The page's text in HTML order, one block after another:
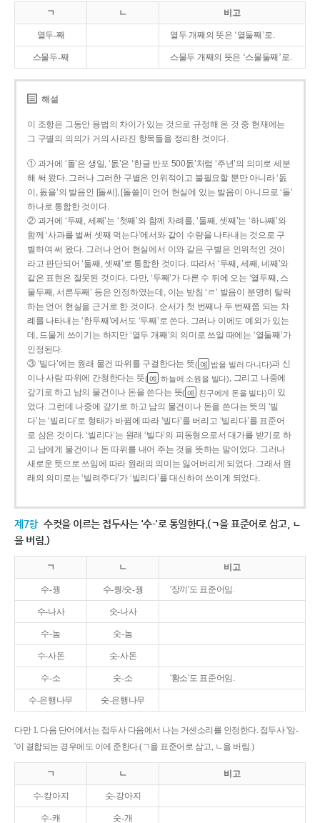
ㄱ ㄴ 비고
열두-째 열두 개째의 뜻은 ‘열둘째’로.
스물두-째 스물두 개째의 뜻은 ‘스물둘째’로.
해설
이 조항은 그동안 용법의 차이가 있는 것으로 규정해 온 것 중 현재에는
그 구별의 의의가 거의 사라진 항목들을 정리한 것이다.
① 과거에 ‘돌’은 생일, ‘돐’은 ‘한글 반포 500돐’처럼 ‘주년’의 의미로 세분
해 써 왔다. 그러나 그러한 구별은 인위적이고 불필요할 뿐만 아니라 ‘돐
이, 돐을’의 발음인 [돌씨], [돌쓸]이 언어 현실에 있는 발음이 아니므로 ‘돌’
하나로 통합한 것이다.
② 과거에 ‘두째, 세째’는 ‘첫째’와 함께 차례를, ‘둘째, 셋째’는 ‘하나째’와
함께 ‘사과를 벌써 셋째 먹는다’에서와 같이 수량을 나타내는 것으로 구
별하여 써 왔다. 그러나 언어 현실에서 이와 같은 구별은 인위적인 것이
라고 판단되어 ‘둘째, 셋째’로 통합한 것이다. 따라서 ‘두째, 세째, 네째’와
같은 표현은 잘못된 것이다. 다만, ‘두째’가 다른 수 뒤에 오는 ‘열두째, 스
물두째, 서른두째’ 등은 인정하였는데, 이는 받침 ‘ㄹ’ 발음이 분명히 탈락
하는 언어 현실을 근거로 한 것이다. 순서가 첫 번째나 두 번째쯤 되는 차
례를 나타내는 ‘한두째’에서도 ‘두째’로 쓴다. 그러나 이에도 예외가 있는
데, 드물게 쓰이기는 하지만 ‘열두 개째’의 의미로 쓰일 때에는 ‘열둘째’가
인정된다.
③ ‘빌다’에는 원래 물건 따위를 구걸한다는 뜻( 예 밥을 빌러 다니다)과 신
이나 사람 따위에 간청한다는 뜻( 예 하늘에 소원을 빌다), 그리고 나중에
갚기로 하고 남의 물건이나 돈을 쓴다는 뜻( 예 친구에게 돈을 빌다)이 있
었다. 그런데 나중에 갚기로 하고 남의 물건이나 돈을 쓴다는 뜻의 ‘빌
다’는 ‘빌리다’로 형태가 바뀜에 따라 ‘빌다’를 버리고 ‘빌리다’를 표준어
로 삼은 것이다. ‘빌리다’는 원래 ‘빌다’의 피동형으로서 대가를 받기로 하
고 남에게 물건이나 돈 따위를 내어 주는 것을 뜻하는 말이었다. 그러나
새로운 뜻으로 쓰임에 따라 원래의 의미는 잃어버리게 되었다. 그래서 원
래의 의미로는 ‘빌려주다’가 ‘빌리다’를 대신하여 쓰이게 되었다.
제7항 수컷을 이르는 접두사는 '수-'로 통일한다.(ㄱ을 표준어로 삼고, ㄴ
을 버림.)
ㄱ ㄴ 비고
수-꿩 수-퀑/숫-꿩 '장끼'도 표준어임.
수-나사 숫-나사
수-놈 숫-놈
수-사돈 숫-사돈
수-소 숫-소 '황소'도 표준어임.
수-은행나무 숫-은행나무
다만 1. 다음 단어에서는 접두사 다음에서 나는 거센소리를 인정한다. 접두사 '암-
'이 결합되는 경우에도 이에 준한다.(ㄱ을 표준어로 삼고, ㄴ을 버림.)
ㄱ ㄴ 비고
수-캉아지 숫-강아지
수-캐 숫-개